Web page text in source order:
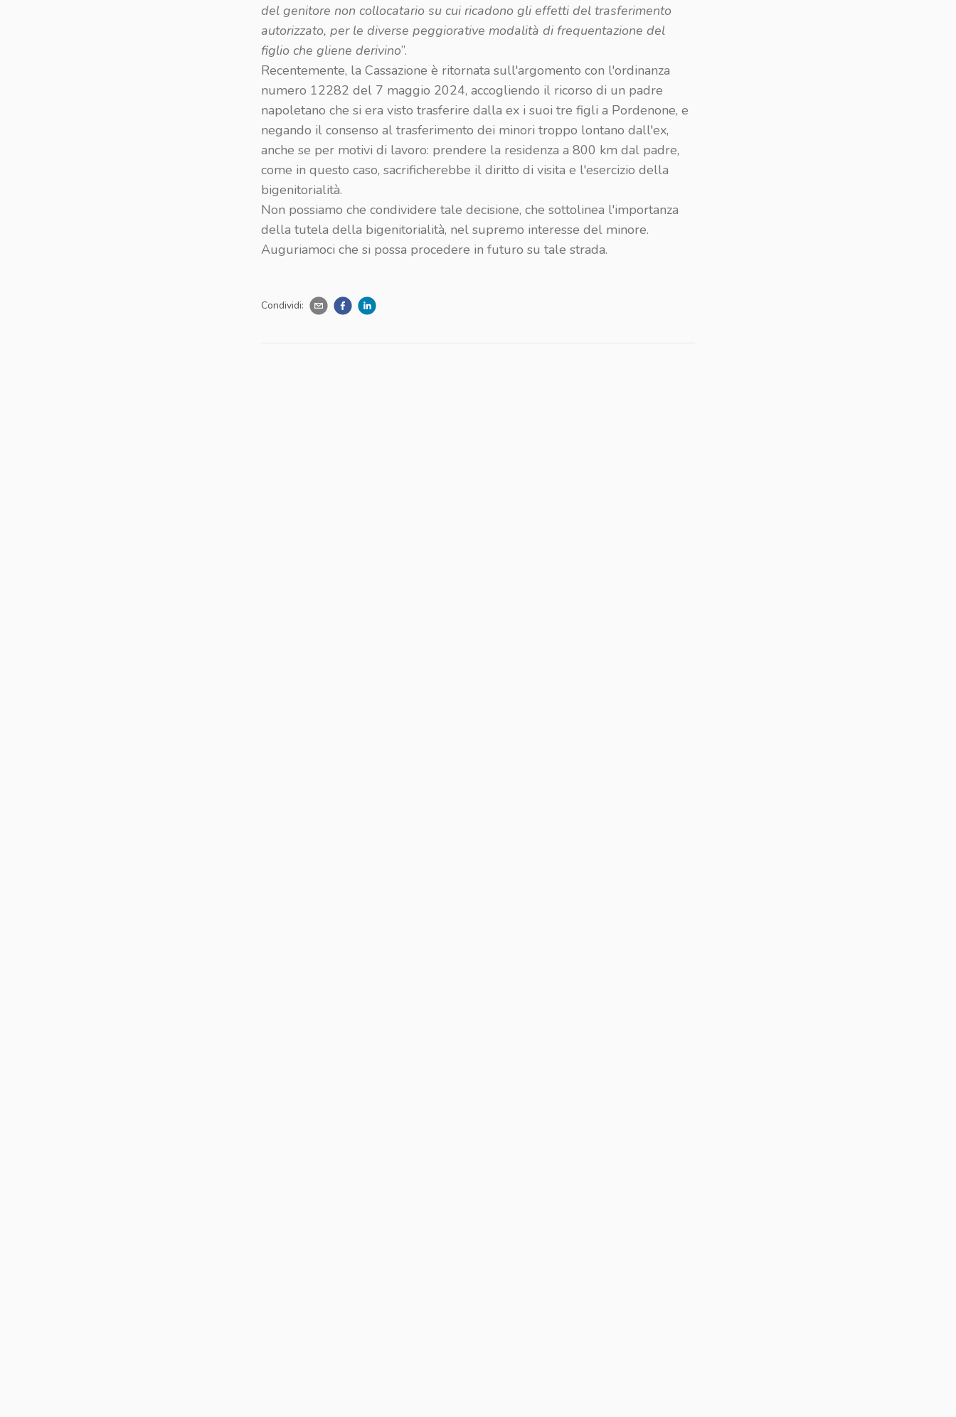
del genitore non collocatario su cui ricadono gli effetti del trasferimento
autorizzato, per le diverse peggiorative modalità di frequentazione del
figlio che gliene derivino”.
Recentemente, la Cassazione è ritornata sull'argomento con l'ordinanza
numero 12282 del 7 maggio 2024, accogliendo il ricorso di un padre
napoletano che si era visto trasferire dalla ex i suoi tre figli a Pordenone, e
negando il consenso al trasferimento dei minori troppo lontano dall'ex,
anche se per motivi di lavoro: prendere la residenza a 800 km dal padre,
come in questo caso, sacrificherebbe il diritto di visita e l'esercizio della
bigenitorialità.
Non possiamo che condividere tale decisione, che sottolinea l'importanza
della tutela della bigenitorialità, nel supremo interesse del minore.
Auguriamoci che si possa procedere in futuro su tale strada.
Condividi: